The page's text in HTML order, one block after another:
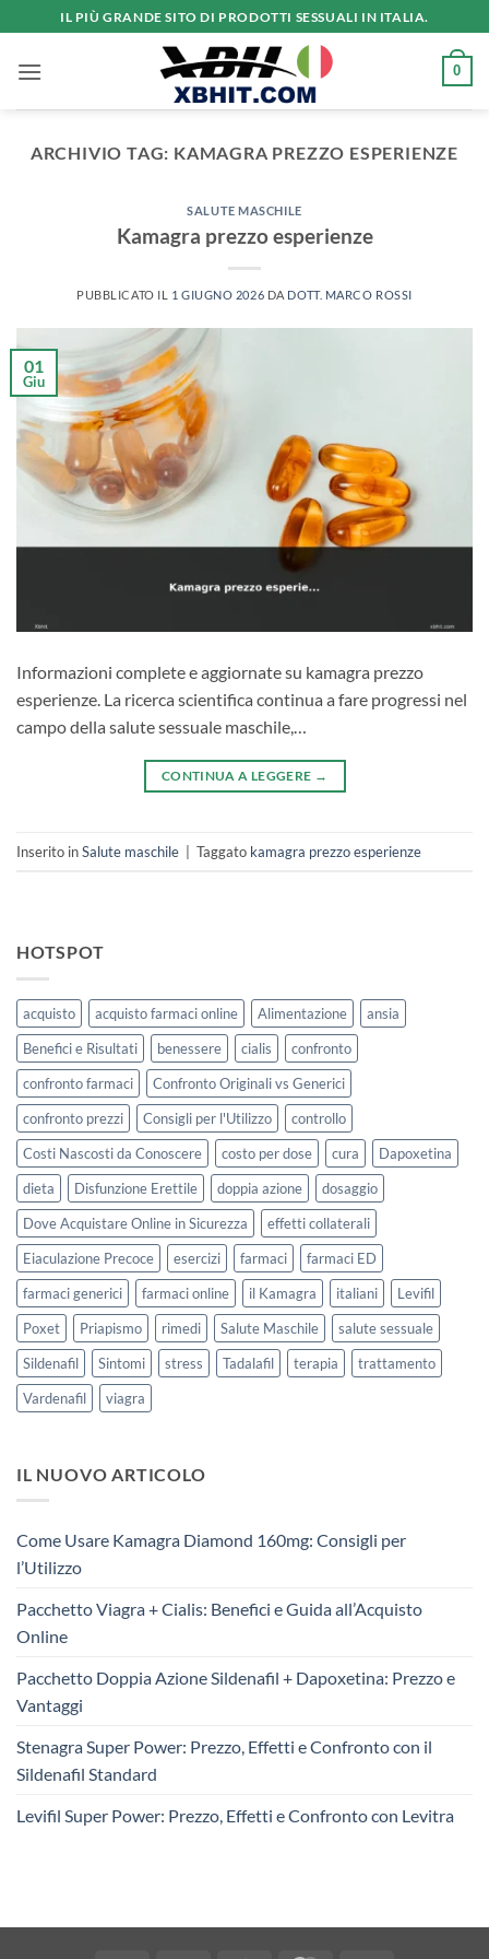
ai
contenuti
IL PIÙ GRANDE SITO DI PRODOTTI SESSUALI IN ITALIA.
0
ARCHIVIO TAG: KAMAGRA PREZZO ESPERIENZE
SALUTE MASCHILE
Kamagra prezzo esperienze
PUBBLICATO IL 1 GIUGNO 2026 DA DOTT. MARCO ROSSI
01
Giu
Informazioni complete e aggiornate su kamagra prezzo
esperienze. La ricerca scientifica continua a fare progressi nel
campo della salute sessuale maschile,…
CONTINUA A LEGGERE →
Inserito inSalute maschile Taggato kamagra prezzo esperienze
HOTSPOT
acquisto acquisto farmaci online Alimentazione
ansia
Benefici e Risultati
benessere cialis
confronto
confronto farmaci
Confronto Originali vs Generici
confronto prezzi
Consigli per l'Utilizzo
controllo
Costi Nascosti da Conoscere
costo per dose cura
Dapoxetina
dieta
Disfunzione Erettile doppia azione
dosaggio
Dove Acquistare Online in Sicurezza
effetti collaterali
Eiaculazione Precoce
esercizi farmaci
farmaci ED
farmaci generici
farmaci online il Kamagra italiani
Levifil
Poxet
Priapismo rimedi Salute Maschile
salute sessuale
Sildenafil
Sintomi stress Tadalafil terapia
trattamento
Vardenafil
viagra
IL NUOVO ARTICOLO
Come Usare Kamagra Diamond 160mg: Consigli per
l’Utilizzo
Pacchetto Viagra + Cialis: Benefici e Guida all’Acquisto
Online
Pacchetto Doppia Azione Sildenafil + Dapoxetina: Prezzo e
Vantaggi
Stenagra Super Power: Prezzo, Effetti e Confronto con il
Sildenafil Standard
Levifil Super Power: Prezzo, Effetti e Confronto con Levitra